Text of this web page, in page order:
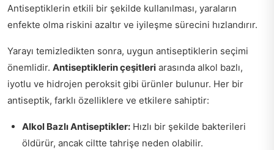
Antiseptiklerin etkili bir şekilde kullanılması, yaraların
enfekte olma riskini azaltır ve iyileşme sürecini hızlandırır.
Yarayı temizledikten sonra, uygun antiseptiklerin seçimi
önemlidir. Antiseptiklerin çeşitleri arasında alkol bazlı,
iyotlu ve hidrojen peroksit gibi ürünler bulunur. Her bir
antiseptik, farklı özelliklere ve etkilere sahiptir:
Alkol Bazlı Antiseptikler: Hızlı bir şekilde bakterileri
öldürür, ancak ciltte tahrişe neden olabilir.